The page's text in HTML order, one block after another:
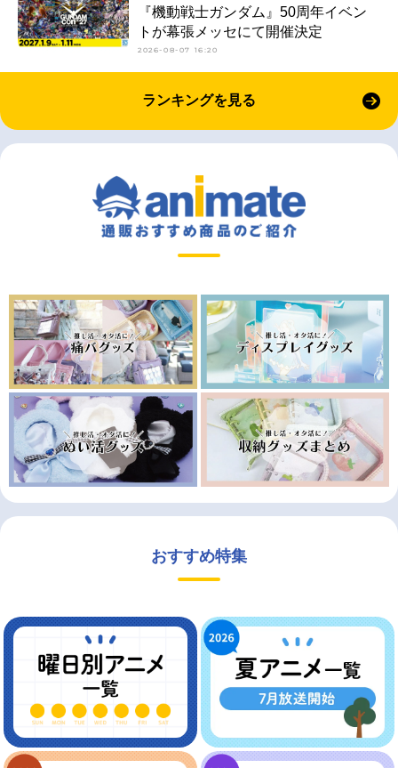
『機動戦士ガンダム』50周年イベン
トが幕張メッセにて開催決定
2026-08-07 16:20
ランキングを見る
おすすめ特集